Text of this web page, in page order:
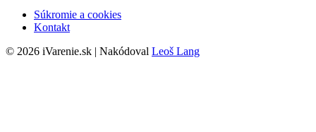
Súkromie a cookies
Kontakt
© 2026 iVarenie.sk | Nakódoval Leoš Lang